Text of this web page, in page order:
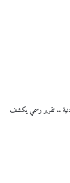
.. تقرير رسمي يكشف